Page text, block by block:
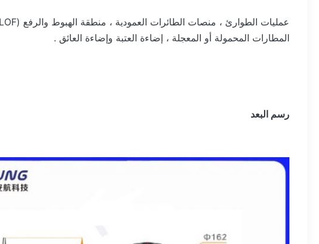
المطارات المحمولة أو المعجلة ، إضاءة العتبة وإضاءة العائق .
رسم البعد